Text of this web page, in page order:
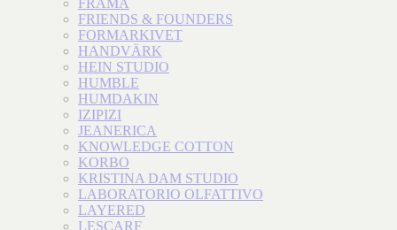
FRAMA
FRIENDS & FOUNDERS
FORMARKIVET
HANDVÄRK
HEIN STUDIO
HUMBLE
HUMDAKIN
IZIPIZI
JEANERICA
KNOWLEDGE COTTON
KORBO
KRISTINA DAM STUDIO
LABORATORIO OLFATTIVO
LAYERED
LESCARF